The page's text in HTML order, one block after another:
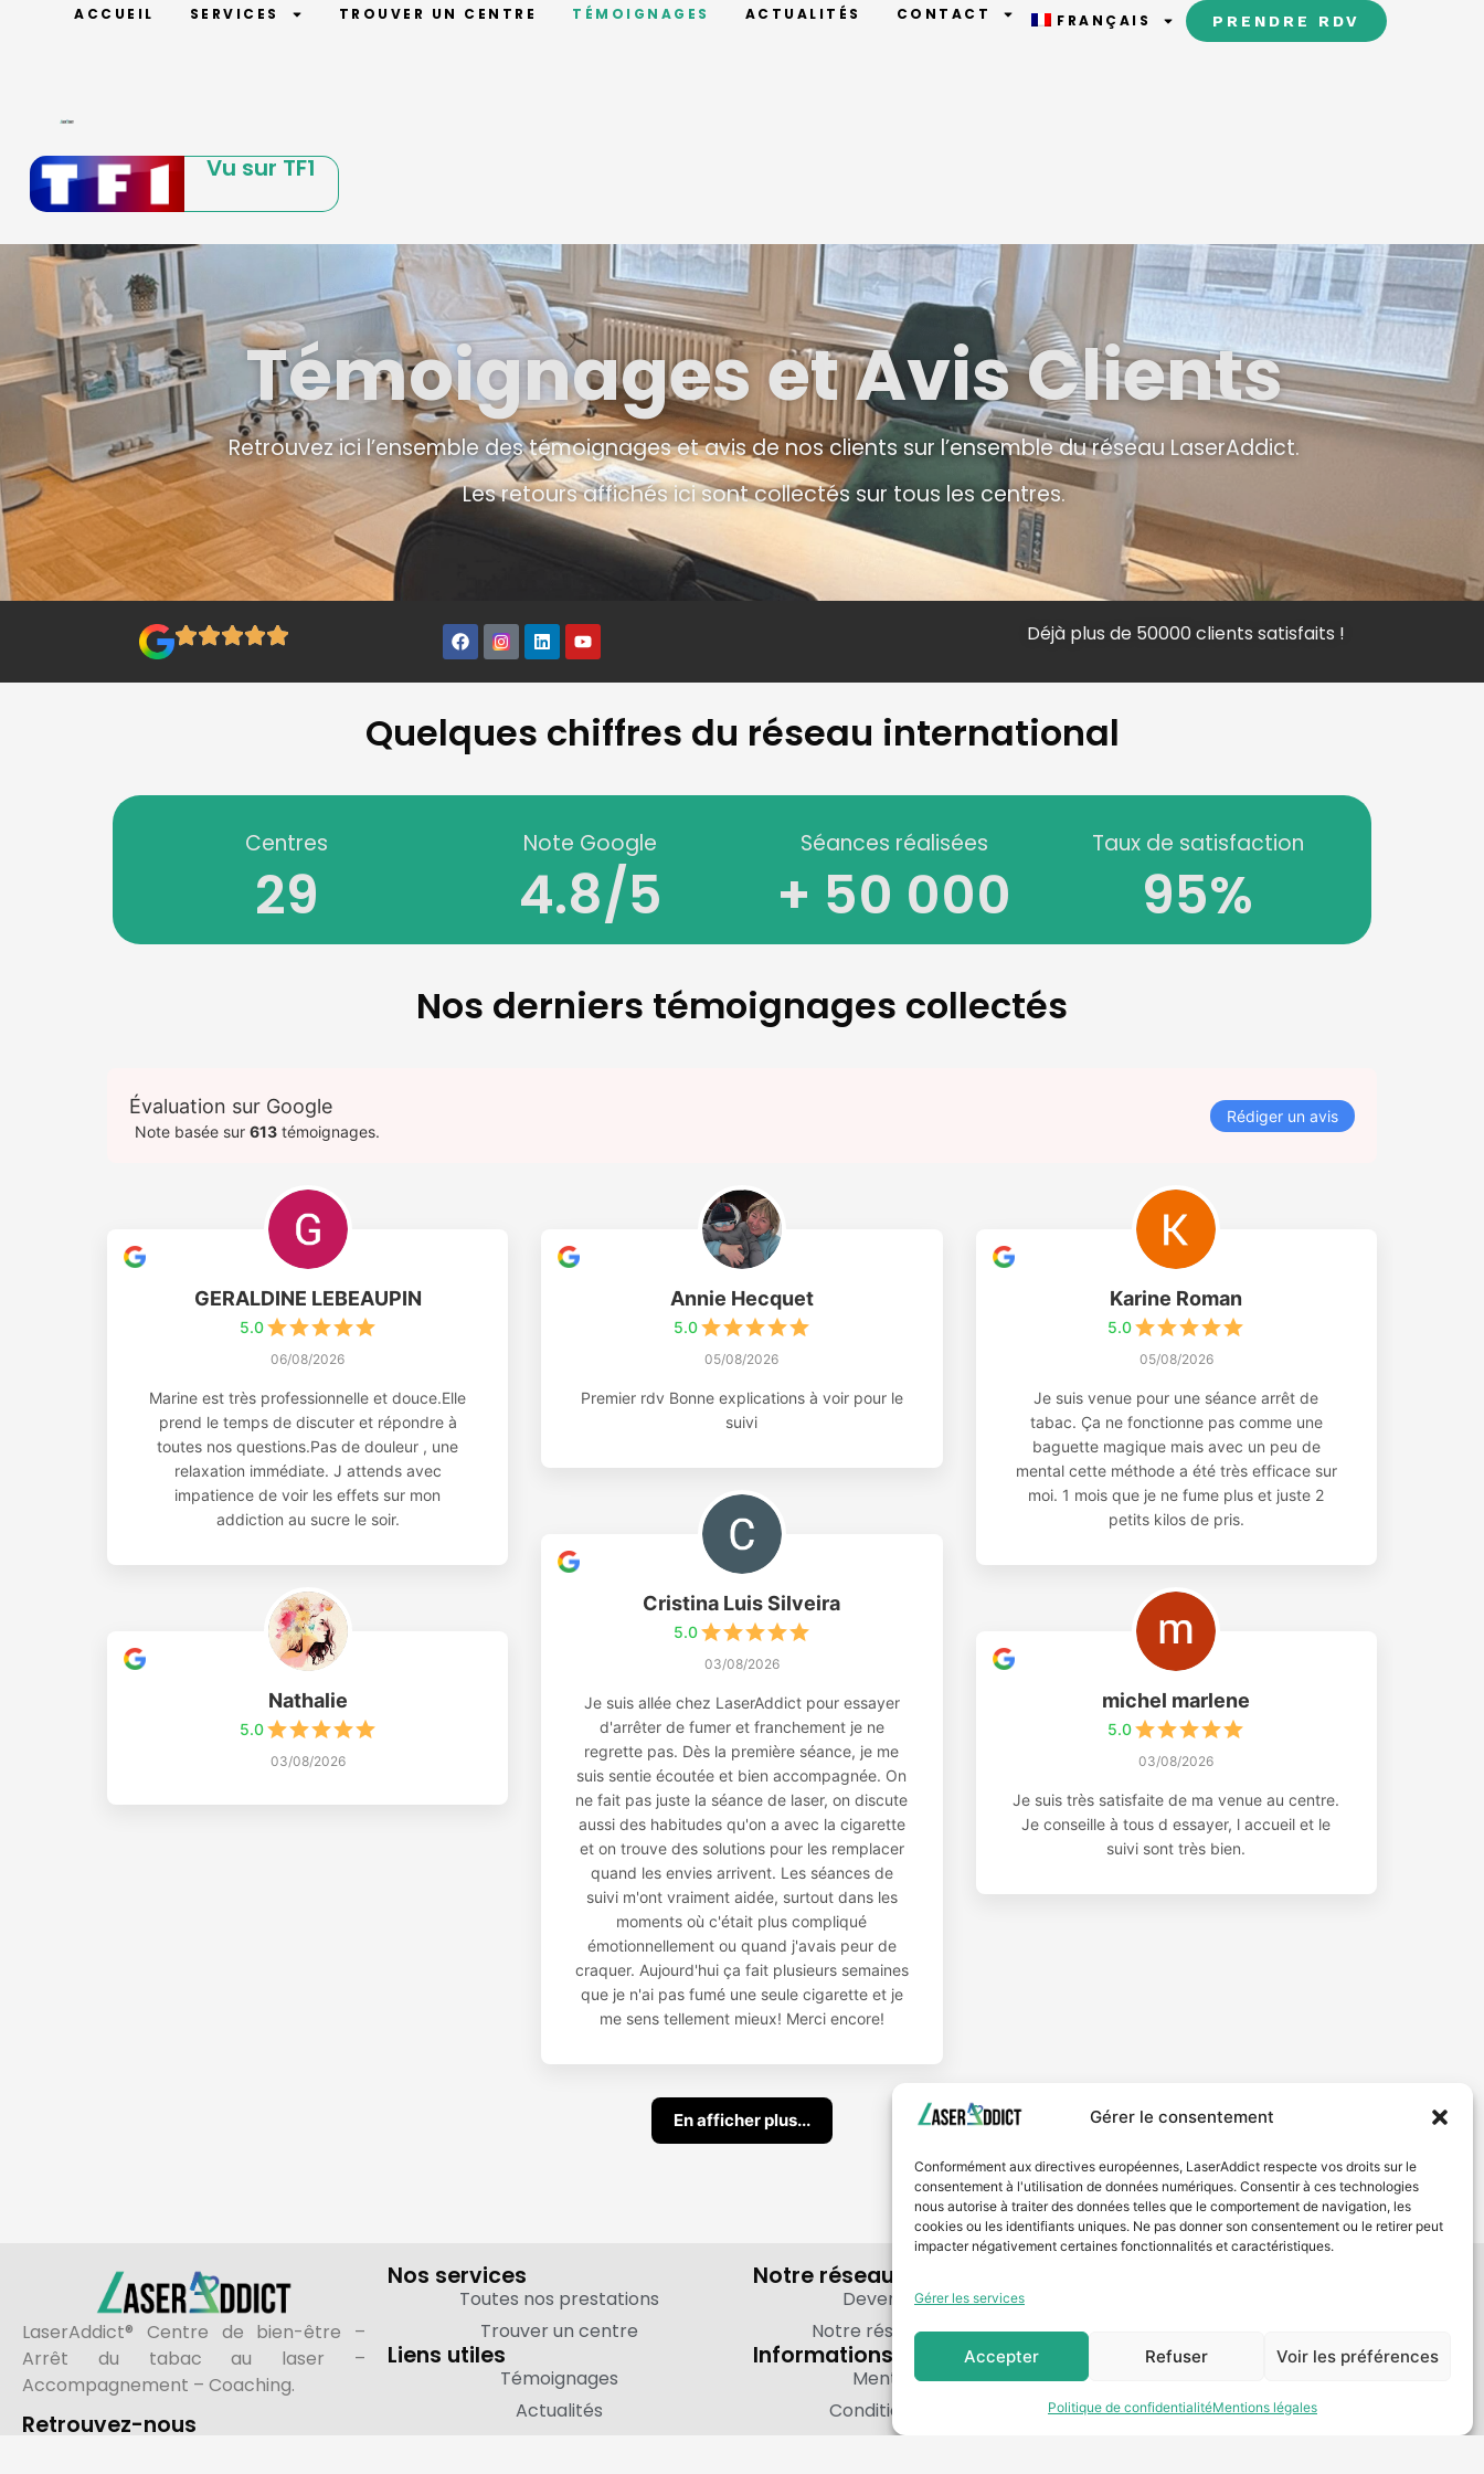
Gérer le consentement
Conformément aux directives européennes, LaserAddict respecte vos droits sur le
consentement à l'utilisation de données numériques. Consentir à ces technologies
nous autorise à traiter des données telles que le comportement de navigation, les
cookies ou les identifiants uniques. Ne pas donner son consentement ou le retirer peut
impacter négativement certaines fonctionnalités et caractéristiques.
Gérer les services
Accepter Refuser Voir les préférences
Politique de confidentialitéMentions légales
ACCUEIL SERVICES TROUVER UN CENTRE TÉMOIGNAGES ACTUALITÉS CONTACT FRANÇAIS PRENDRE RDV
Vu sur TF1
Témoignages et Avis Clients
Retrouvez ici l’ensemble des témoignages et avis de nos clients sur l’ensemble du réseau LaserAddict.
Les retours affichés ici sont collectés sur tous les centres.
Déjà plus de 50000 clients satisfaits !
Quelques chiffres du réseau international
Centres
29
Note Google
4.8/5
Séances réalisées
+ 50 000
Taux de satisfaction
95%
Nos derniers témoignages collectés
Évaluation sur Google
Note basée sur 613 témoignages.
Rédiger un avis
GERALDINE LEBEAUPIN
5.0
06/08/2026
Marine est très professionnelle et douce.Elle
prend le temps de discuter et répondre à
toutes nos questions.Pas de douleur , une
relaxation immédiate. J attends avec
impatience de voir les effets sur mon
addiction au sucre le soir.
Annie Hecquet
5.0
05/08/2026
Premier rdv Bonne explications à voir pour le
suivi
Karine Roman
5.0
05/08/2026
Je suis venue pour une séance arrêt de
tabac. Ça ne fonctionne pas comme une
baguette magique mais avec un peu de
mental cette méthode a été très efficace sur
moi. 1 mois que je ne fume plus et juste 2
petits kilos de pris.
Cristina Luis Silveira
5.0
03/08/2026
Je suis allée chez LaserAddict pour essayer
d'arrêter de fumer et franchement je ne
regrette pas. Dès la première séance, je me
suis sentie écoutée et bien accompagnée. On
ne fait pas juste la séance de laser, on discute
aussi des habitudes qu'on a avec la cigarette
et on trouve des solutions pour les remplacer
quand les envies arrivent. Les séances de
suivi m'ont vraiment aidée, surtout dans les
moments où c'était plus compliqué
émotionnellement ou quand j'avais peur de
craquer. Aujourd'hui ça fait plusieurs semaines
que je n'ai pas fumé une seule cigarette et je
me sens tellement mieux! Merci encore!
Nathalie
5.0
03/08/2026
michel marlene
5.0
03/08/2026
Je suis très satisfaite de ma venue au centre.
Je conseille à tous d essayer, l accueil et le
suivi sont très bien.
En afficher plus...
LaserAddict® Centre de bien-être –
Arrêt du tabac au laser –
Accompagnement – Coaching.
Retrouvez-nous
Nos services
Toutes nos prestations
Trouver un centre
Liens utiles
Témoignages
Actualités
Notre réseau
Devenir partenaire
Notre réseau de franchise
Informations légales
Mentions légales
Conditions d'utilisation
Confidentialité - RGPD
contact@laseraddict.fr
Notre newsletter
Abonnez-vous à notre newsletter pour